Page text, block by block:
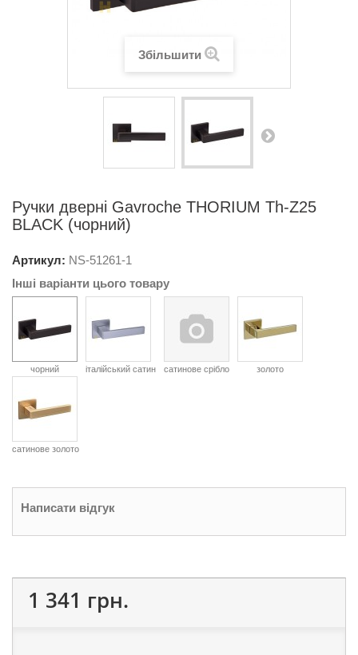
Збільшити
Ручки дверні Gavroche THORIUM Th-Z25
BLACK (чорний)
Артикул: NS-51261-1
Інші варіанти цього товару
чорний італійський сатин сатинове срібло золото
сатинове золото
Написати відгук
1 341 грн.